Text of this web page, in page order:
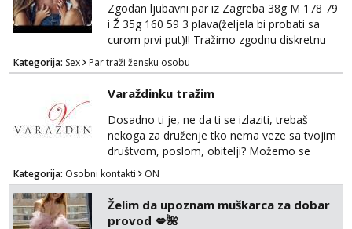
Zgodan ljubavni par iz Zagreba 38g M 178 79
i Ž 35g 160 59 3 plava(željela bi probati sa
curom prvi put)!! Tražimo zgodnu diskretnu
curu koja bi nas promatrala dok imamo
žestok odnos. Može se pridruziti ali i ne
mora.Bitno da uzivamo diskretno anonimno
bez upoznavanja puno.Sliku mozemo
razmjeniti,ali najbolje uzivo se upoznati. Na
goo smo do 15.8 poslije tog mozemo se
druziti,javi se na mail il...
Kategorija: Sex Par traži žensku osobu
Varaždinku tražim
Dosadno ti je, ne da ti se izlaziti, trebaš
nekoga za druženje tko nema veze sa tvojim
društvom, poslom, obitelji? Možemo se
podružiti i zabaviti na razne načine. Makni se
od svakodnevice samnom. Javi se na
Whatsapp. Samo Varaždin i okolica.
Kategorija: Osobni kontakti ON
Želim da upoznam muškarca za dobar
provod 💋🌺